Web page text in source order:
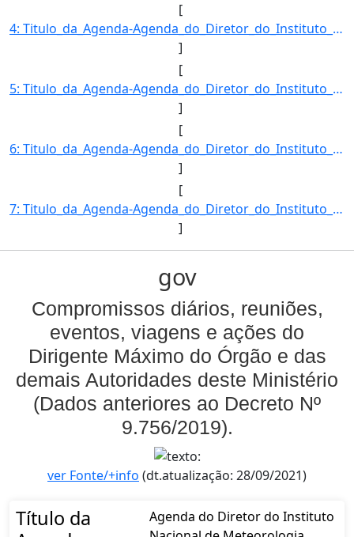
[
4: Titulo_da_Agenda-Agenda_do_Diretor_do_Instituto_Nacional_de_Meteorologia-Descricao_da_Agenda-FRANCIS]
]
[
5: Titulo_da_Agenda-Agenda_do_Diretor_do_Instituto_Nacional_de_Meteorologia-Descricao_da_Agenda-FRANCIS]
]
[
6: Titulo_da_Agenda-Agenda_do_Diretor_do_Instituto_Nacional_de_Meteorologia-Descricao_da_Agenda-FRANCIS]
]
[
7: Titulo_da_Agenda-Agenda_do_Diretor_do_Instituto_Nacional_de_Meteorologia-Descricao_da_Agenda-FRANCIS]
]
gov
Compromissos diários, reuniões,
eventos, viagens e ações do
Dirigente Máximo do Órgão e das
demais Autoridades deste Ministério
(Dados anteriores ao Decreto Nº
9.756/2019).
ver Fonte/+info (dt.atualização: 28/09/2021)
Título da
Agenda do Diretor do Instituto